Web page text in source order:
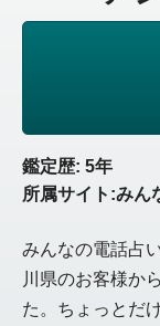
鑑定歴: 5年
所属サイト:みん
みんなの電話占
川県のお客様か
た。ちょっとだ